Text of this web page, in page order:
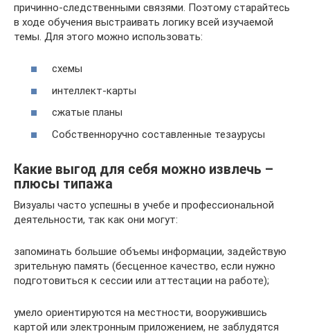
причинно-следственными связями. Поэтому старайтесь
в ходе обучения выстраивать логику всей изучаемой
темы. Для этого можно использовать:
схемы
интеллект-карты
сжатые планы
Собственноручно составленные тезаурусы
Какие выгод для себя можно извлечь –
плюсы типажа
Визуалы часто успешны в учебе и профессиональной
деятельности, так как они могут:
запоминать большие объемы информации, задействую
зрительную память (бесценное качество, если нужно
подготовиться к сессии или аттестации на работе);
умело ориентируются на местности, вооружившись
картой или электронным приложением, не заблудятся